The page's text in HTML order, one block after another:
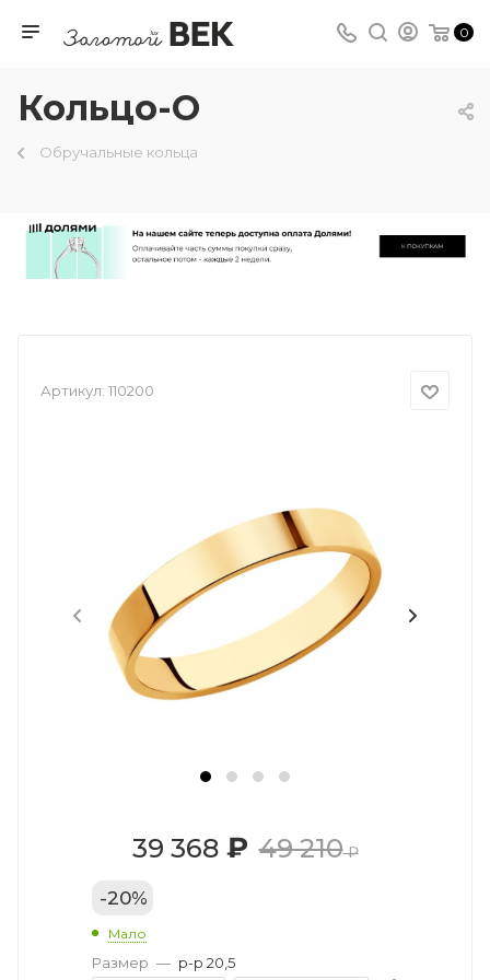
0
Кольцо-О
Обручальные кольца
Артикул: 110200
39 368₽ 49 210₽
-20%
Мало
Размер — р-р 20,5